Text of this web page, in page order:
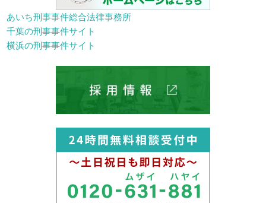
あいち刑事事件総合法律事務所
千葉の刑事事件サイト
横浜の刑事事件サイト